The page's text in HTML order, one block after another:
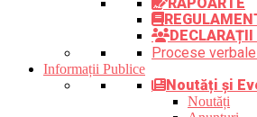
DECLARAȚII
Procese
Informații Publice
Noutăți și
Noutăți